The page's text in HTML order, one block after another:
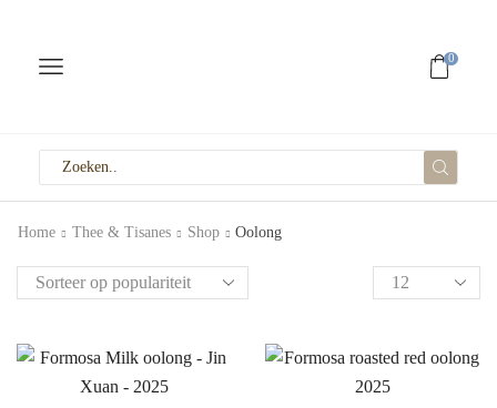
0
Home Thee & Tisanes Shop Oolong